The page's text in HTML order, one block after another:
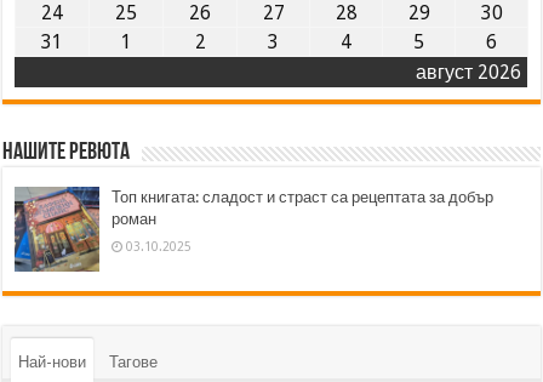
август 2026
24
25 26 27 28 29
30
31
1 2 3 4 5 6
Нашите ревюта
Топ книгата: сладост и страст са рецептата за добър
роман
03.10.2025
Най-нови Тагове